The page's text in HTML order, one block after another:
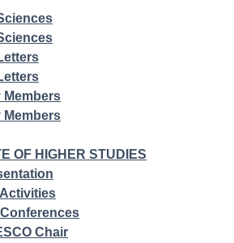
Members
Members
OF HIGHER STUDIES
Activities
Conferences
Chair